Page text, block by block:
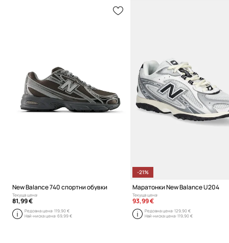
New Balance 740 спортни обувки
Текуща цена:
81,99 €
Редовна цена:119,90 €
Най-ниска цена:69,99 €
-21%
Маратонки New Balance U204
Текуща цена:
93,99 €
Редовна цена: 129,90 €
Най-ниска цена: 119,90 €